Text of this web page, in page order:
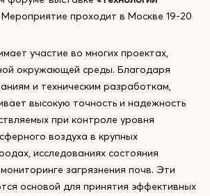
Мероприятие проходит в Москве 19-20
участие во многих проектах,
окружающей среды. Благодаря
и техническим разработкам,
высокую точность и надежность
при контроле уровня
воздуха в крупных
исследованиях состояния
загрязнения почв. Эти
основой для принятия эффективных